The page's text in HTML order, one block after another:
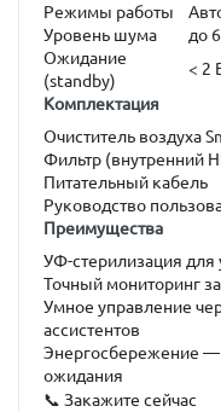
Режимы работы
Уровень шума
до
Ожидание
(standby)
< 2
Комплектация
Очиститель воздуха
Фильтр (внутренний
Питательный кабель
Руководство
Преимущества
УФ-стерилизация для
Точный мониторинг
Умное управление
ассистентов
Энергосбережение —
ожидания
📞 Закажите сейчас